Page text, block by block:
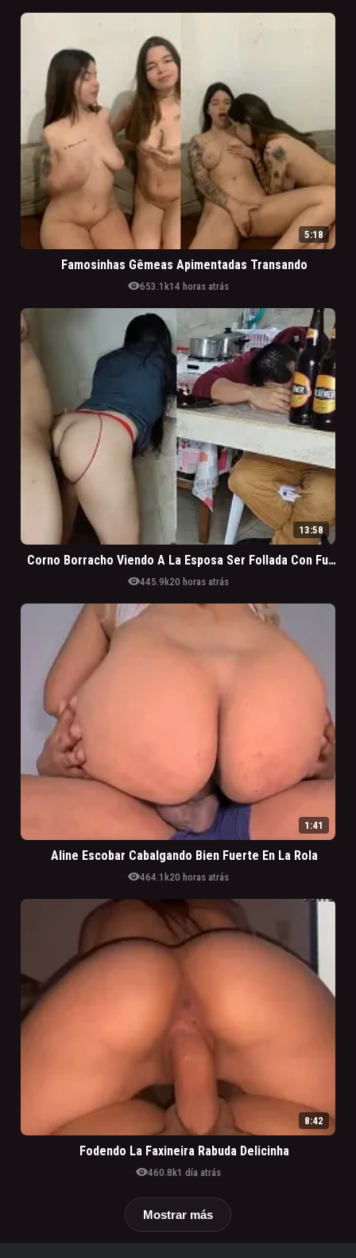
5:18
Famosinhas Gêmeas Apimentadas Transando
visibility653.1k14 horas atrás
13:58
Corno Borracho Viendo A La Esposa Ser Follada Con Fuerza
visibility445.9k20 horas atrás
1:41
Aline Escobar Cabalgando Bien Fuerte En La Rola
visibility464.1k20 horas atrás
8:42
Fodendo La Faxineira Rabuda Delicinha
visibility460.8k1 día atrás
Mostrar más